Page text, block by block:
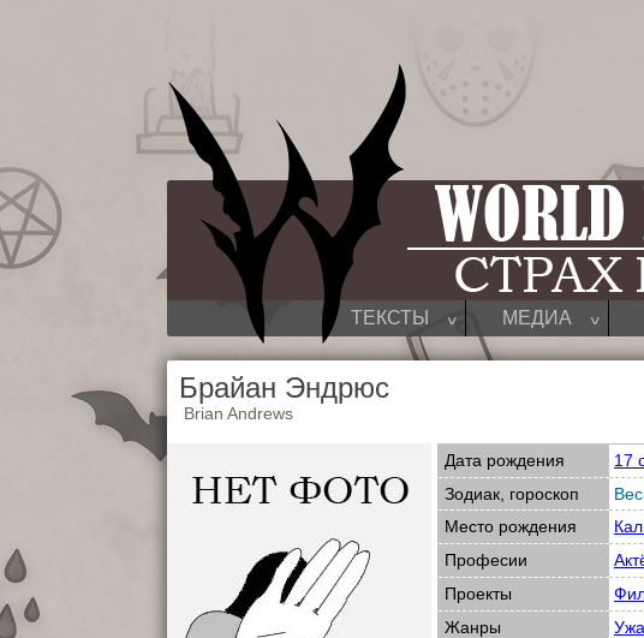
ТЕКСТЫ ^ МЕДИА ^
Брайан Эндрюс
Brian Andrews
Дата рождения 17
Зодиак, гороскоп
Место рождения
Професии
Проекты
Жанры